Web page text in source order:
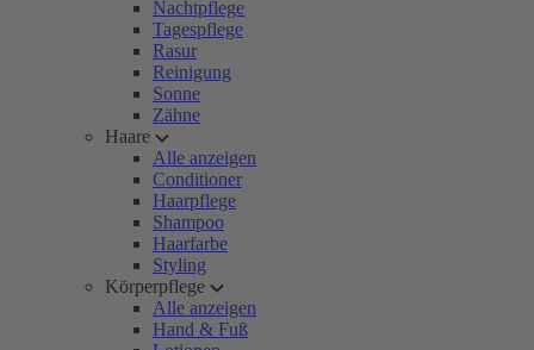
Nachtpflege
Tagespflege
Rasur
Reinigung
Sonne
Zähne
Haare
Alle anzeigen
Conditioner
Haarpflege
Shampoo
Haarfarbe
Styling
Körperpflege
Alle anzeigen
Hand & Fuß